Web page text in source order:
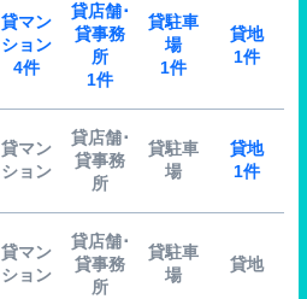
貸マン
ション
4件
貸店舗･
貸事務
所
1件
貸駐車
場
1件
貸地
1件
貸マン
ション
貸店舗･
貸事務
所
貸駐車
場
貸地
1件
貸マン
ション
貸店舗･
貸事務
所
貸駐車
場
貸地